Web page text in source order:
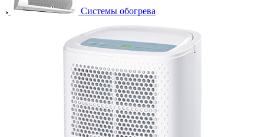
Системы обогрева